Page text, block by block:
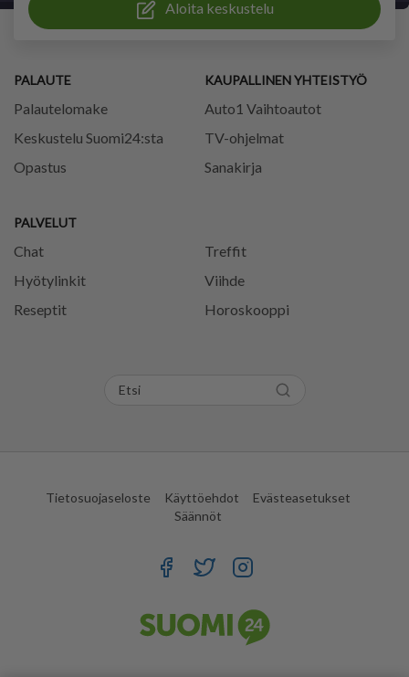
Aloita keskustelu
PALAUTE
Palautelomake
Keskustelu Suomi24:sta
Opastus
PALVELUT
Chat
Treffit
Hyötylinkit
Viihde
Reseptit
Horoskooppi
KAUPALLINEN YHTEISTYÖ
Auto1 Vaihtoautot
TV-ohjelmat
Sanakirja
Tietosuojaseloste Käyttöehdot
Evästeasetukset
Säännöt